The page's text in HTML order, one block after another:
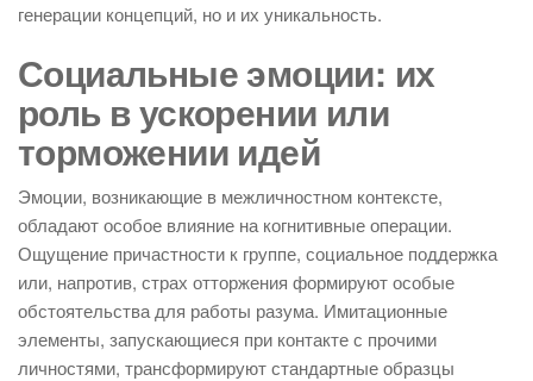
генерации концепций, но и их уникальность.
Социальные эмоции: их
роль в ускорении или
торможении идей
Эмоции, возникающие в межличностном контексте,
обладают особое влияние на когнитивные операции.
Ощущение причастности к группе, социальное поддержка
или, напротив, страх отторжения формируют особые
обстоятельства для работы разума. Имитационные
элементы, запускающиеся при контакте с прочими
личностями, трансформируют стандартные образцы